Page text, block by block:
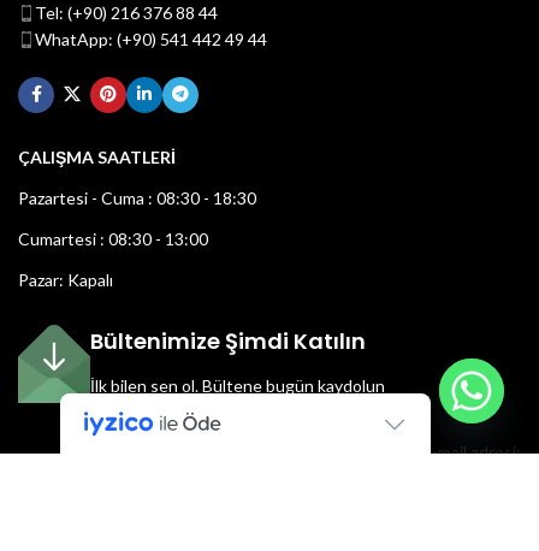
Tel: (+90) 216 376 88 44
WhatApp: (+90) 541 442 49 44
ÇALIŞMA SAATLERİ
Pazartesi - Cuma : 08:30 - 18:30
Cumartesi : 08:30 - 13:00
Pazar: Kapalı
Bültenimize Şimdi Katılın
İlk bilen sen ol.Bültene bugün kaydolun
E-mail adresi: